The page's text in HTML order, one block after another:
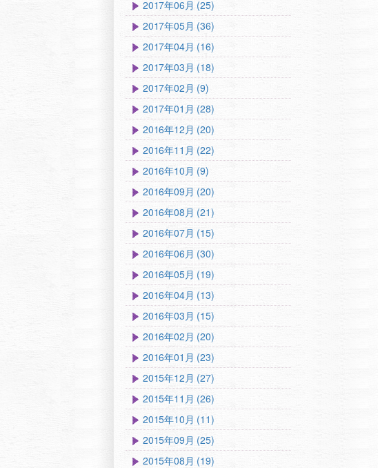
2017年06月 (25)
2017年05月 (36)
2017年04月 (16)
2017年03月 (18)
2017年02月 (9)
2017年01月 (28)
2016年12月 (20)
2016年11月 (22)
2016年10月 (9)
2016年09月 (20)
2016年08月 (21)
2016年07月 (15)
2016年06月 (30)
2016年05月 (19)
2016年04月 (13)
2016年03月 (15)
2016年02月 (20)
2016年01月 (23)
2015年12月 (27)
2015年11月 (26)
2015年10月 (11)
2015年09月 (25)
2015年08月 (19)